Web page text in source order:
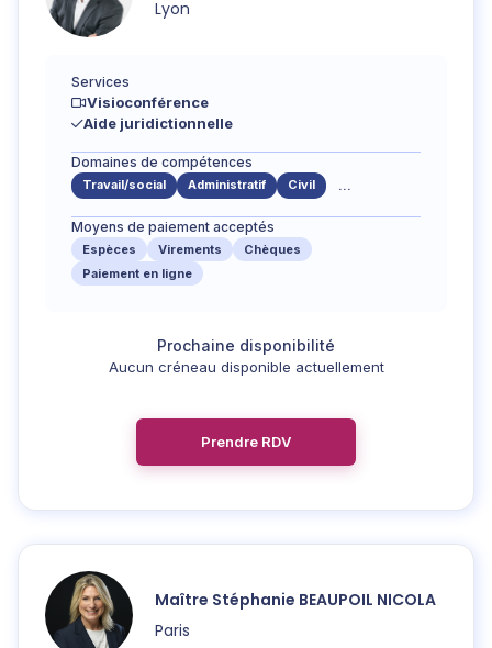
Lyon
Services
Visioconférence
Aide juridictionnelle
Domaines de compétences
Travail/social Administratif Civil ...
Moyens de paiement acceptés
Espèces Virements
Chèques
Paiement en ligne
Aucun créneau disponible actuellement
Prendre RDV
Maître Stéphanie BEAUPOIL NICOLA
Paris